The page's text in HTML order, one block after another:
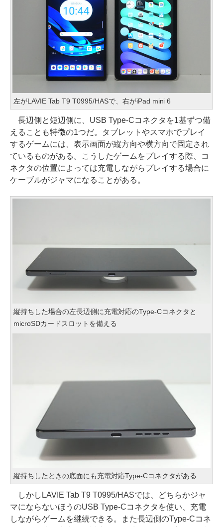
左がLAVIE Tab T9 T0995/HASで、右がiPad mini 6
長辺側と短辺側に、USB Type-Cコネクタを1基ずつ備
えることも特徴の1つだ。タブレットやスマホでプレイ
するゲームには、表示画面が縦方向や横方向で固定され
ているものがある。こうしたゲームをプレイする際、コ
ネクタの位置によっては充電しながらプレイする場合に
ケーブルがジャマになることがある。
縦持ちした場合の左長辺側に充電対応のType-Cコネクタと
microSDカードスロットを備える
縦持ちしたときの底面にも充電対応Type-Cコネクタがある
しかしLAVIE Tab T9 T0995/HASでは、どちらかジャ
マにならないほうのUSB Type-Cコネクタを使い、充電
しながらゲームを継続できる。また長辺側のType-Cコネ